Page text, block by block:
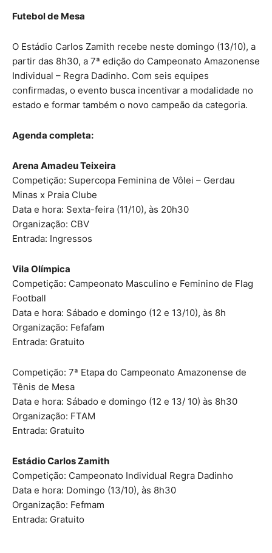
Futebol de Mesa
O Estádio Carlos Zamith recebe neste domingo (13/10), a
partir das 8h30, a 7ª edição do Campeonato Amazonense
Individual – Regra Dadinho. Com seis equipes
confirmadas, o evento busca incentivar a modalidade no
estado e formar também o novo campeão da categoria.
Agenda completa:
Arena Amadeu Teixeira
Competição: Supercopa Feminina de Vôlei – Gerdau
Minas x Praia Clube
Data e hora: Sexta-feira (11/10), às 20h30
Organização: CBV
Entrada: Ingressos
Vila Olímpica
Competição: Campeonato Masculino e Feminino de Flag
Football
Data e hora: Sábado e domingo (12 e 13/10), às 8h
Organização: Fefafam
Entrada: Gratuito
Competição: 7ª Etapa do Campeonato Amazonense de
Tênis de Mesa
Data e hora: Sábado e domingo (12 e 13/ 10) às 8h30
Organização: FTAM
Entrada: Gratuito
Estádio Carlos Zamith
Competição: Campeonato Individual Regra Dadinho
Data e hora: Domingo (13/10), às 8h30
Organização: Fefmam
Entrada: Gratuito